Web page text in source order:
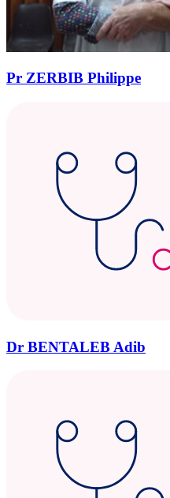
Pr ZERBIB Philippe
Dr BENTALEB Adib